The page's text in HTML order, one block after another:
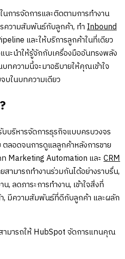
การจัดการและติดตามการทำงาน
ความสัมพันธ์กับลูกค้า, ทำInbound
และให้บริการลูกค้าในที่เดียว
นะนำให้รู้จักกับเครื่องมืออันทรงพลัง
บทความนี้จะมาอธิบายให้คุณเข้าใจ
บในบทความเดียว
บริหารจัดการธุรกิจแบบครบวงจร
ลอดจนการดูแลลูกค้าหลังการขาย
ท Marketing Automation และ CRM
ามารถทำงานร่วมกันได้อย่างราบรื่น,
, ลดภาระการทำงาน, เข้าใจสิ่งที่
, มีความสัมพันธ์ที่ดีกับลูกค้า และผลัก
มารถให้ HubSpot จัดการแทนคุณ